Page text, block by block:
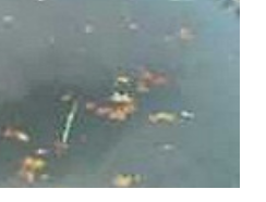
없는데 왜 차단이 된다고 하실까
팸 필터링했던 주소와 아이피등을